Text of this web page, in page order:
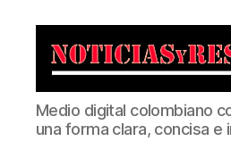
Noticias
y
Respuestas
Medio digital colombiano
una forma clara, concisa